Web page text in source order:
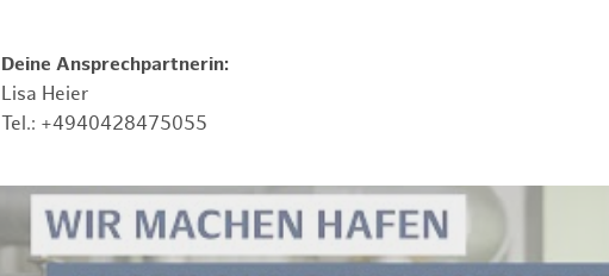
Deine Ansprechpartnerin:
Lisa Heier
Tel.: +4940428475055